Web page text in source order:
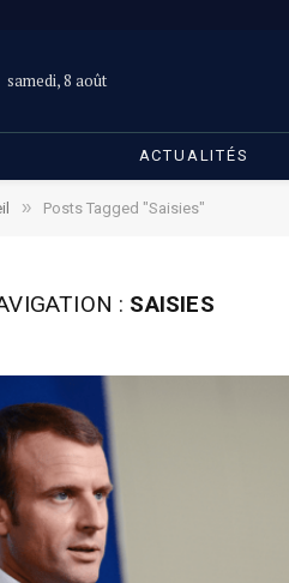
samedi, 8 août
ACTUALITÉS
» Posts Tagged "Saisies"
: SAISIES